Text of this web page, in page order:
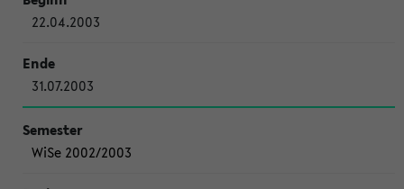
22.04.2003
31.07.2003
WiSe 2002/2003